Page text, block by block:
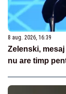
8 aug. 2026, 16:39
Zelenski,
nu are timp